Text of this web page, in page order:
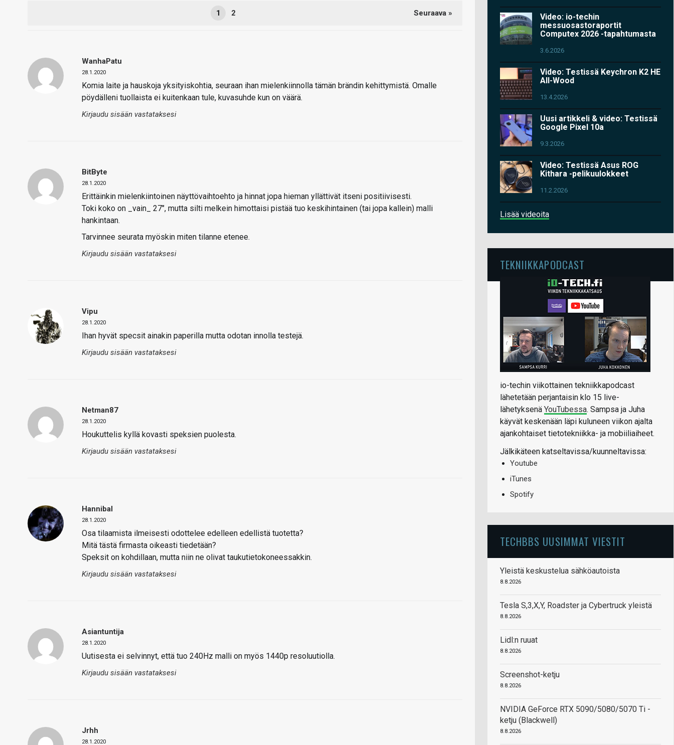
1 2 Seuraava »
WanhaPatu
28.1.2020
Komia laite ja hauskoja yksityiskohtia, seuraan ihan mielenkiinnolla tämän brändin kehittymistä. Omalle
pöydälleni tuollaista ei kuitenkaan tule, kuvasuhde kun on väärä.
Kirjaudu sisään vastataksesi
BitByte
28.1.2020
Erittäinkin mielenkiintoinen näyttövaihtoehto ja hinnat jopa hieman yllättivät itseni positiivisesti.
Toki koko on _vain_ 27″, mutta silti melkein himottaisi pistää tuo keskihintainen (tai jopa kallein) malli
hankintaan.
Tarvinnee seurata myöskin miten tilanne etenee.
Kirjaudu sisään vastataksesi
Vipu
28.1.2020
Ihan hyvät specsit ainakin paperilla mutta odotan innolla testejä.
Kirjaudu sisään vastataksesi
Netman87
28.1.2020
Houkuttelis kyllä kovasti speksien puolesta.
Kirjaudu sisään vastataksesi
Hannibal
28.1.2020
Osa tilaamista ilmeisesti odottelee edelleen edellistä tuotetta?
Mitä tästä firmasta oikeasti tiedetään?
Speksit on kohdillaan, mutta niin ne olivat taukutietokoneessakkin.
Kirjaudu sisään vastataksesi
Asiantuntija
28.1.2020
Uutisesta ei selvinnyt, että tuo 240Hz malli on myös 1440p resoluutiolla.
Kirjaudu sisään vastataksesi
Jrhh
28.1.2020
Video: io-techin
messuosastoraportit
Computex 2026 -tapahtumasta
3.6.2026
Video: Testissä Keychron K2 HE
All-Wood
13.4.2026
Uusi artikkeli & video: Testissä
Google Pixel 10a
9.3.2026
Video: Testissä Asus ROG
Kithara -pelikuulokkeet
11.2.2026
Lisää videoita
TEKNIIKKAPODCAST
io-techin viikottainen tekniikkapodcast
lähetetään perjantaisin klo 15 live-
lähetyksenä YouTubessa. Sampsa ja Juha
käyvät keskenään läpi kuluneen viikon ajalta
ajankohtaiset tietotekniikka- ja mobiiliaiheet.
Jälkikäteen katseltavissa/kuunneltavissa:
Youtube
iTunes
Spotify
TECHBBS UUSIMMAT VIESTIT
Yleistä keskustelua sähköautoista
8.8.2026
Tesla S,3,X,Y, Roadster ja Cybertruck yleistä
8.8.2026
Lidl:n ruuat
8.8.2026
Screenshot-ketju
8.8.2026
NVIDIA GeForce RTX 5090/5080/5070 Ti -
ketju (Blackwell)
8.8.2026